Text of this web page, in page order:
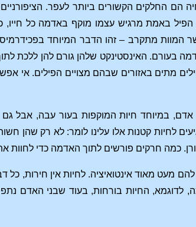
החלקים הקשורים ביותר לעפר.
באמת מרגיש עצמו מוקף באדמה כל חייו,
המוות מתקרב – זהו הדבר המיוחד
בעורם. האינסטינקט שלהן גורם להן ללכת
מתים באזורים שבהם מצויים הפילים. אי
במיוחד חיות המוקפות בעור עבה, אבל גם
לחיות קטנות אלו עלינו לומר: לא רק שהן
כמה חרקים פורשים לתוך האדמה כדי לחוות
מאוד אינטואיציה. לחיות אין חירות, כל
לדוגמא, החיות בורחות, בעוד שבני האדם